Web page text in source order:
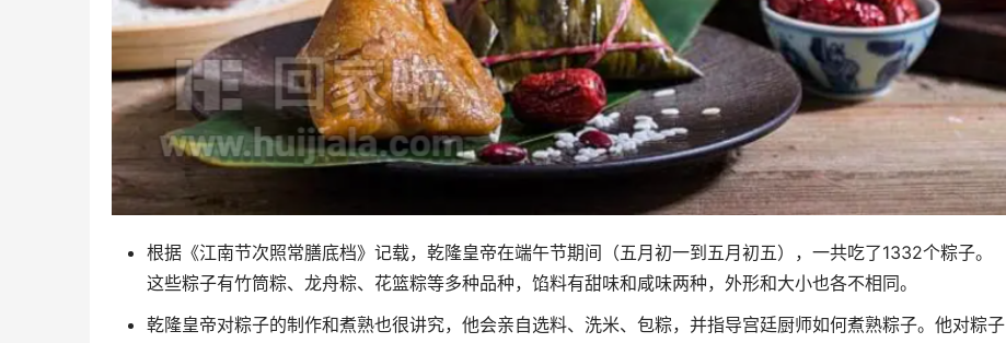
根据《江南节次照常膳底档》记载，乾隆皇帝在端午节期间（五月初一到五月初五），一共吃了1332个粽子。
这些粽子有竹筒粽、龙舟粽、花篮粽等多种品种，馅料有甜味和咸味两种，外形和大小也各不相同。
乾隆皇帝对粽子的制作和煮熟也很讲究，他会亲自选料、洗米、包粽，并指导宫廷厨师如何煮熟粽子。他对粽子